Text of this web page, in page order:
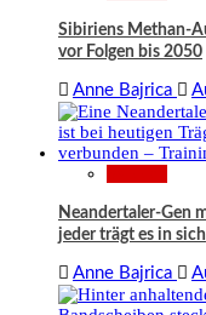
Sibiriens Methan-
vor Folgen bis 2050
Anne Bajrica
Neandertaler-Gen
jeder trägt es in sich
Anne Bajrica